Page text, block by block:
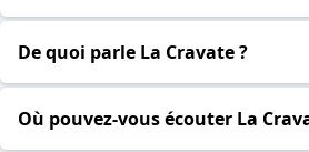
De quoi parle La Cravate ?
Où pouvez-vous écouter La